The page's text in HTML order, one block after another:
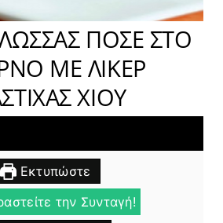
ΠΟΣΕ ΣΤΟ
ΜΕ ΛΙΚΕΡ
ΧΙΟΥ
Εκτυπώστε
την Συνταγή!